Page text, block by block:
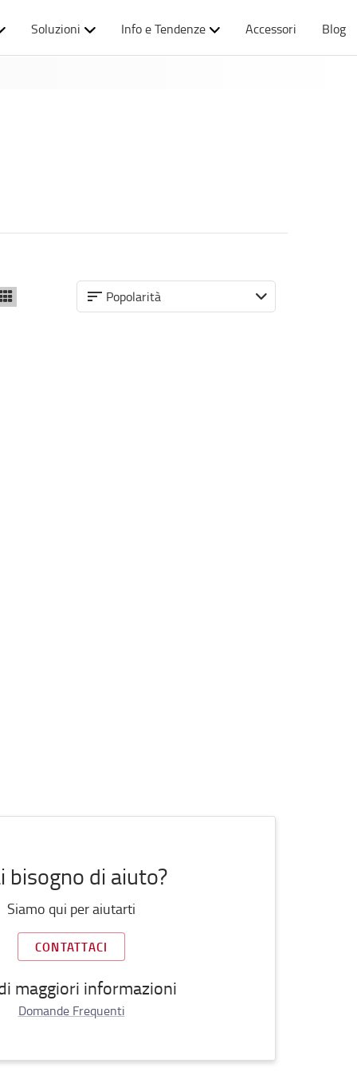
Soluzioni Info e Tendenze Accessori Blog
Popolarità
bisogno di aiuto?
Siamo qui per aiutarti
CONTATTACI
maggiori informazioni
Domande Frequenti